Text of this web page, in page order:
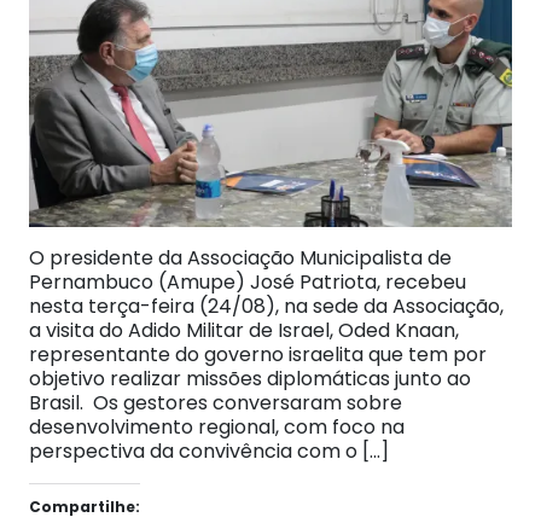
O presidente da Associação Municipalista de
Pernambuco (Amupe) José Patriota, recebeu
nesta terça-feira (24/08), na sede da Associação,
a visita do Adido Militar de Israel, Oded Knaan,
representante do governo israelita que tem por
objetivo realizar missões diplomáticas junto ao
Brasil. Os gestores conversaram sobre
desenvolvimento regional, com foco na
perspectiva da convivência com o […]
Compartilhe: